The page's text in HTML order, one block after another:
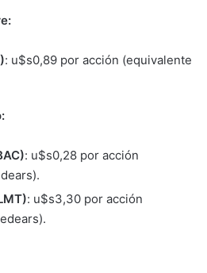
: u$s0,89 por acción (equivalente
: u$s0,28 por acción
: u$s3,30 por acción